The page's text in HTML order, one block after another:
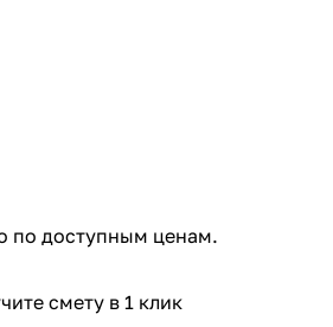
по доступным ценам.
смету в 1 клик